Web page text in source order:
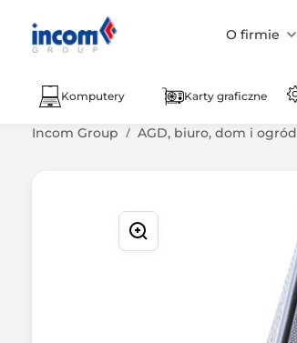
O firmie
Komputery Karty graficzne
Incom Group AGD, biuro, dom i ogród